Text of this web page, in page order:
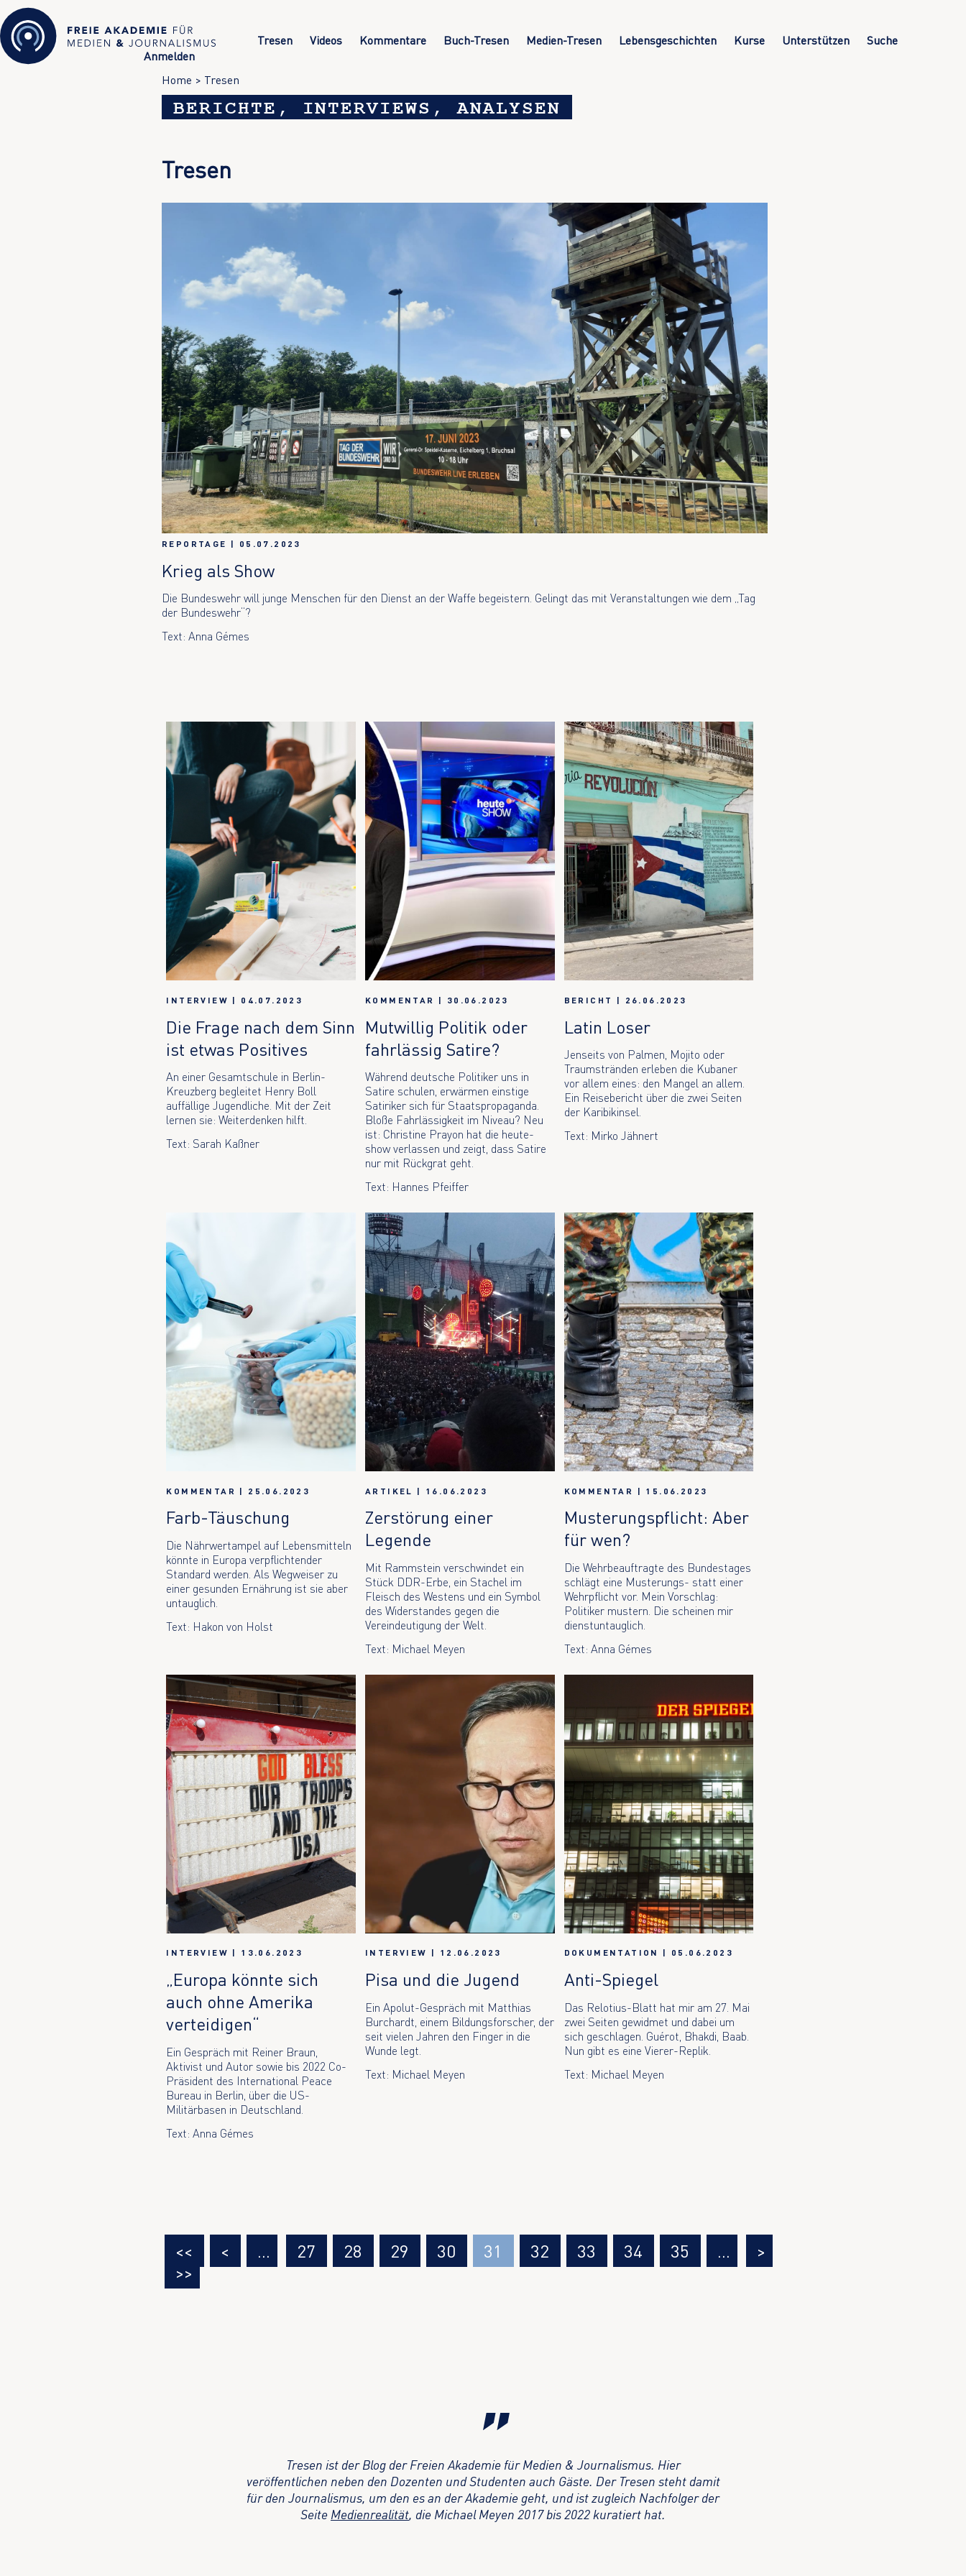
Tresen Videos Kommentare Buch-Tresen Medien-Tresen Lebensgeschichten Kurse Unterstützen
Suche
Anmelden
Home > Tresen
BERICHTE, INTERVIEWS, ANALYSEN
Tresen
REPORTAGE | 05.07.2023
Krieg als Show
Die Bundeswehr will junge Menschen für den Dienst an der Waffe begeistern. Gelingt das mit Veranstaltungen wie dem „Tag
der Bundeswehr“?
Text: Anna Gémes
INTERVIEW | 04.07.2023
Die Frage nach dem Sinn
ist etwas Positives
An einer Gesamtschule in Berlin-
Kreuzberg begleitet Henry Boll
auffällige Jugendliche. Mit der Zeit
lernen sie: Weiterdenken hilft.
Text: Sarah Kaßner
KOMMENTAR | 30.06.2023
Mutwillig Politik oder
fahrlässig Satire?
Während deutsche Politiker uns in
Satire schulen, erwärmen einstige
Satiriker sich für Staatspropaganda.
Bloße Fahrlässigkeit im Niveau? Neu
ist: Christine Prayon hat die heute-
show verlassen und zeigt, dass Satire
nur mit Rückgrat geht.
Text: Hannes Pfeiffer
BERICHT | 26.06.2023
Latin Loser
Jenseits von Palmen, Mojito oder
Traumstränden erleben die Kubaner
vor allem eines: den Mangel an allem.
Ein Reisebericht über die zwei Seiten
der Karibikinsel.
Text: Mirko Jähnert
KOMMENTAR | 25.06.2023
Farb-Täuschung
Die Nährwertampel auf Lebensmitteln
könnte in Europa verpflichtender
Standard werden. Als Wegweiser zu
einer gesunden Ernährung ist sie aber
untauglich.
Text: Hakon von Holst
ARTIKEL | 16.06.2023
Zerstörung einer
Legende
Mit Rammstein verschwindet ein
Stück DDR-Erbe, ein Stachel im
Fleisch des Westens und ein Symbol
des Widerstandes gegen die
Vereindeutigung der Welt.
Text: Michael Meyen
KOMMENTAR | 15.06.2023
Musterungspflicht: Aber
für wen?
Die Wehrbeauftragte des Bundestages
schlägt eine Musterungs- statt einer
Wehrpflicht vor. Mein Vorschlag:
Politiker mustern. Die scheinen mir
dienstuntauglich.
Text: Anna Gémes
INTERVIEW | 13.06.2023
„Europa könnte sich
auch ohne Amerika
verteidigen“
Ein Gespräch mit Reiner Braun,
Aktivist und Autor sowie bis 2022 Co-
Präsident des International Peace
Bureau in Berlin, über die US-
Militärbasen in Deutschland.
Text: Anna Gémes
INTERVIEW | 12.06.2023
Pisa und die Jugend
Ein Apolut-Gespräch mit Matthias
Burchardt, einem Bildungsforscher, der
seit vielen Jahren den Finger in die
Wunde legt.
Text: Michael Meyen
DOKUMENTATION | 05.06.2023
Anti-Spiegel
Das Relotius-Blatt hat mir am 27. Mai
zwei Seiten gewidmet und dabei um
sich geschlagen. Guérot, Bhakdi, Baab.
Nun gibt es eine Vierer-Replik.
Text: Michael Meyen
<< < … 27 28 29 30 31 32 33 34 35 …
>
>>
Tresen ist der Blog der Freien Akademie für Medien & Journalismus. Hier
veröffentlichen neben den Dozenten und Studenten auch Gäste. Der Tresen steht damit
für den Journalismus, um den es an der Akademie geht, und ist zugleich Nachfolger der
Seite Medienrealität, die Michael Meyen 2017 bis 2022 kuratiert hat.